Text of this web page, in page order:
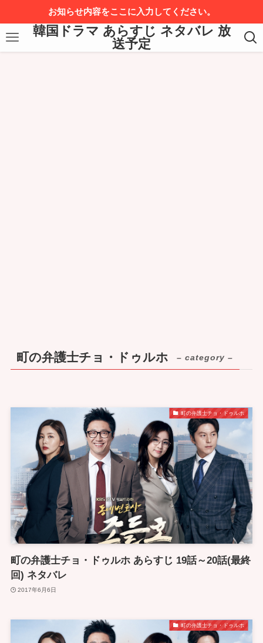
お知らせ内容をここに入力してください。
韓国ドラマ あらすじ ネタバレ 放
送予定
町の弁護士チョ・ドゥルホ – category –
町の弁護士チョ・ドゥルホ
町の弁護士チョ・ドゥルホ あらすじ 19話～20話(最終
回) ネタバレ
2017年6月6日
町の弁護士チョ・ドゥルホ